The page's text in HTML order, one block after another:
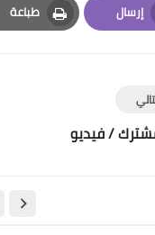
إرسال
Email
طباعة
Print
/ فيديو